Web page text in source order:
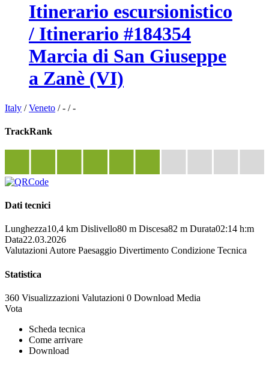
Itinerario escursionistico
/ Itinerario #184354
Marcia di San Giuseppe
a Zanè (VI)
Italy /Veneto /- /-
TrackRank
Dati tecnici
Lunghezza10,4 km Dislivello80 m Discesa82 m Durata02:14 h:m
Data22.03.2026
Valutazioni Autore Paesaggio Divertimento Condizione Tecnica
Statistica
360 Visualizzazioni Valutazioni 0 Download Media
Vota
Scheda tecnica
Come arrivare
Download